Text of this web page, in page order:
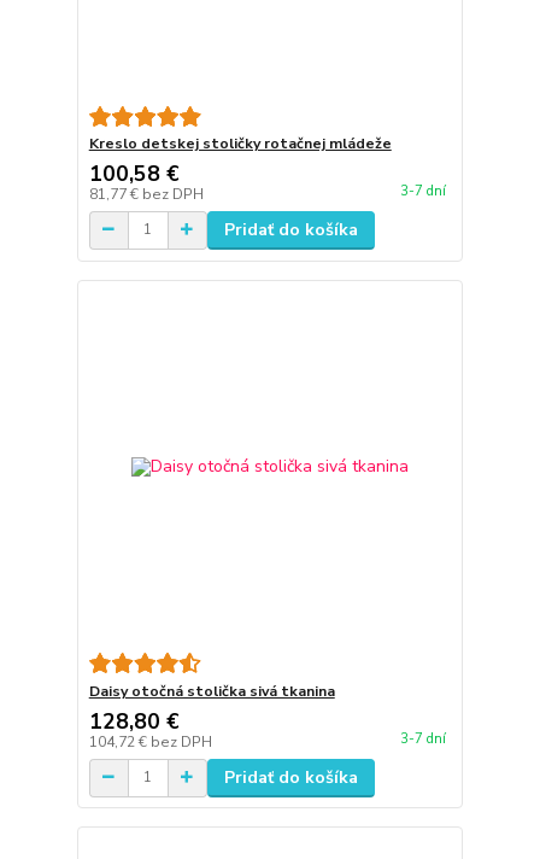
Kreslo detskej stoličky rotačnej mládeže
100,58 €
81,77 € bez DPH 3-7 dní
Pridať do košíka
Daisy otočná stolička sivá tkanina
128,80 €
104,72 € bez DPH 3-7 dní
Pridať do košíka